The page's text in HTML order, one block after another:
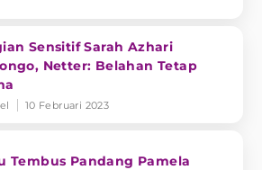
Sensitif Sarah Azhari
Netter: Belahan Tetap
10 Februari 2023
Tembus Pandang Pamela